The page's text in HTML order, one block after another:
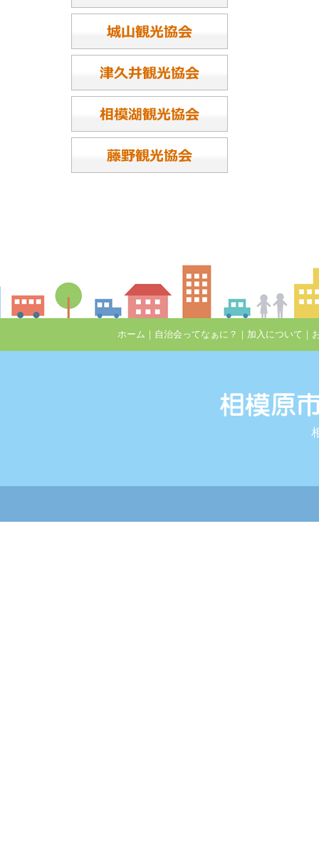
ホーム ｜ 自治会ってなぁに？ ｜ 加入について ｜